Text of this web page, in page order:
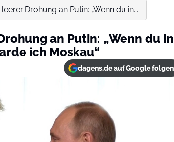
Drohung an Putin: „Wenn du in...
an Putin: „Wenn du in
ich Moskau“
dagens.de auf Google folgen